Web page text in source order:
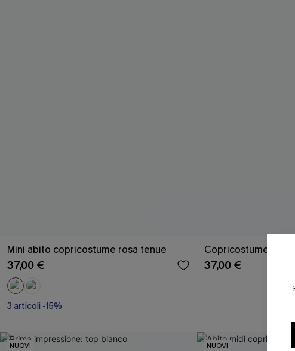
Mini abito copricostume rosa tenue
37,00 €
3 articoli -15%
Copricostume a
37,00 €
NUOVI NUOVI